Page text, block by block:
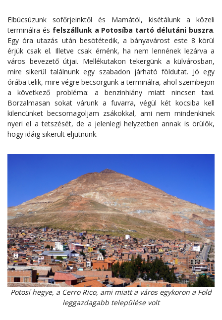
Elbúcsúzunk sofőrjeinktől és Mamától, kisétálunk a közeli
terminálra és felszállunk a Potosíba tartó délutáni buszra.
Egy óra utazás után besötétedik, a bányavárost este 8 körül
érjük csak el. Illetve csak érnénk, ha nem lennének lezárva a
város bevezető útjai. Mellékutakon tekergünk a külvárosban,
mire sikerül találnunk egy szabadon járható földutat. Jó egy
órába telik, mire végre becsorgunk a terminálra, ahol szembejön
a következő probléma: a benzinhiány miatt nincsen taxi.
Borzalmasan sokat várunk a fuvarra, végül két kocsiba kell
kilencünket becsomagoljam zsákokkal, ami nem mindenkinek
nyeri el a tetszését, de a jelenlegi helyzetben annak is örülök,
hogy idáig sikerült eljutnunk.
Potosí hegye, a Cerro Rico, ami miatt a város egykoron a Föld
leggazdagabb települése volt